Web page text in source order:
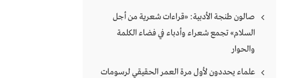
صالون طنجة الأدبية: «قراءات شعرية من أجل
السلام» تجمع شعراء وأدباء في فضاء الكلمة
والحوار
علماء يحددون لأول مرة العمر الحقيقي لرسومات